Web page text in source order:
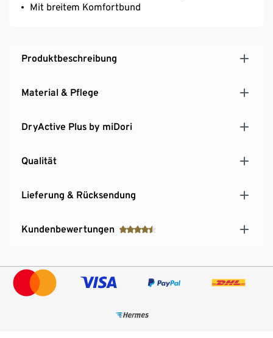
Mit breitem Komfortbund
Produktbeschreibung
Material & Pflege
DryActive Plus by miDori
Qualität
Lieferung & Rücksendung
Kundenbewertungen